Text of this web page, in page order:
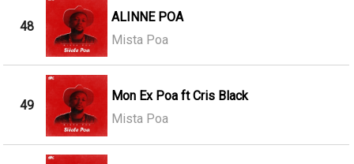
48
ALINNE POA
Mista Poa
49
Mon Ex Poa ft Cris Black
Mista Poa